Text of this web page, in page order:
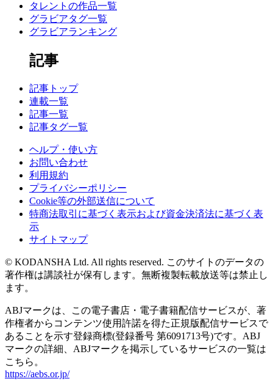
タレントの作品一覧
グラビアタグ一覧
グラビアランキング
記事
記事トップ
連載一覧
記事一覧
記事タグ一覧
ヘルプ・使い方
お問い合わせ
利用規約
プライバシーポリシー
Cookie等の外部送信について
特商法取引に基づく表示および資金決済法に基づく表
示
サイトマップ
© KODANSHA Ltd. All rights reserved. このサイトのデータの
著作権は講談社が保有します。無断複製転載放送等は禁止し
ます。
ABJマークは、この電子書店・電子書籍配信サービスが、著
作権者からコンテンツ使用許諾を得た正規版配信サービスで
あることを示す登録商標(登録番号 第6091713号)です。ABJ
マークの詳細、ABJマークを掲示しているサービスの一覧は
こちら。
https://aebs.or.jp/